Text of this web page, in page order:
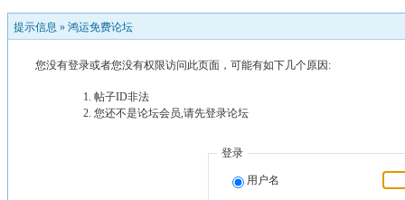
提示信息 » 鸿运免费论坛
您没有登录或者您没有权限访问此页面，可能有如下几个原因:
帖子ID非法
您还不是论坛会员,请先登录论坛
登录
用户名